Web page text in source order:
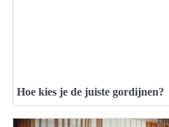
Hoe kies je de juiste gordijnen?